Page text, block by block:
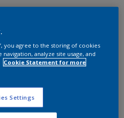
you agree to the storing of cookies
analyze site usage, and
Cookie Statement for more
Settings